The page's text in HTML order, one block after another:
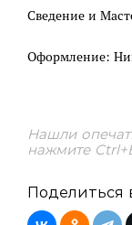
Сведение и
Оформление:
Нашли
нажмите
Поделиться